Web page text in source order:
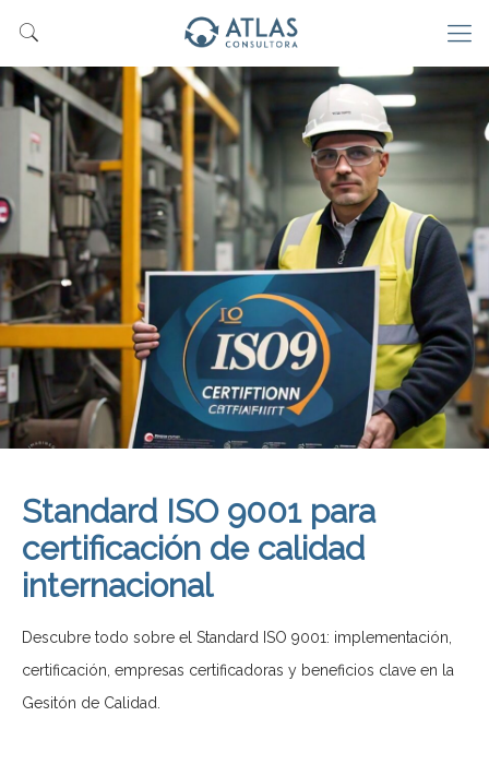
Standard ISO 9001 para
certificación de calidad
internacional
Descubre todo sobre el Standard ISO 9001: implementación,
certificación, empresas certificadoras y beneficios clave en la
Gesitón de Calidad.